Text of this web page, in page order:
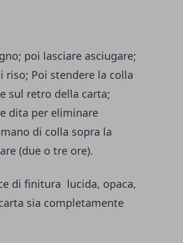
poi lasciare asciugare;
riso; Poi stendere la colla
sul retro della carta;
dita per eliminare
di colla sopra la
(due o tre ore).
di finitura lucida, opaca,
sia completamente